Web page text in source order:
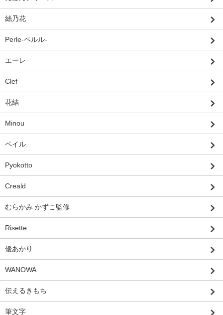
絲乃花
Perle-ペルル-
エーレ
Clef
花結
Minou
ペイル
Pyokotto
Creald
むらかみ かずこ監修
Risette
優あかり
WANOWA
伝えるきもち
筆文字